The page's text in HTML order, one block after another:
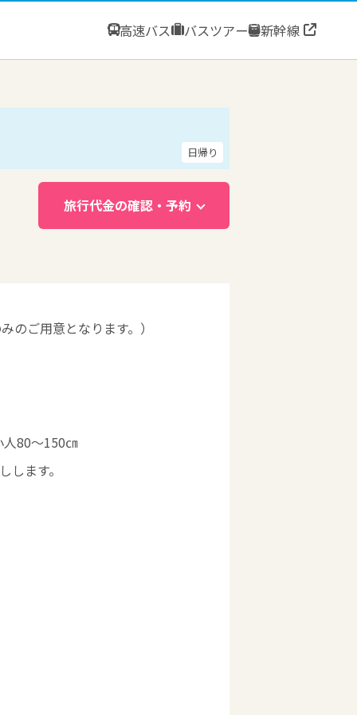
高速バス バスツアー 新幹線
日帰り
旅行代金の確認・予約
ご用意となります。）
80～150㎝
ます。